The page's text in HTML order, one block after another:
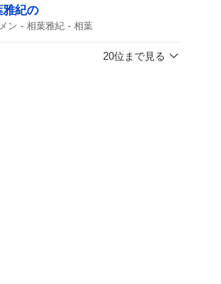
雅紀の
ン 相葉雅紀 相葉
20位まで見る